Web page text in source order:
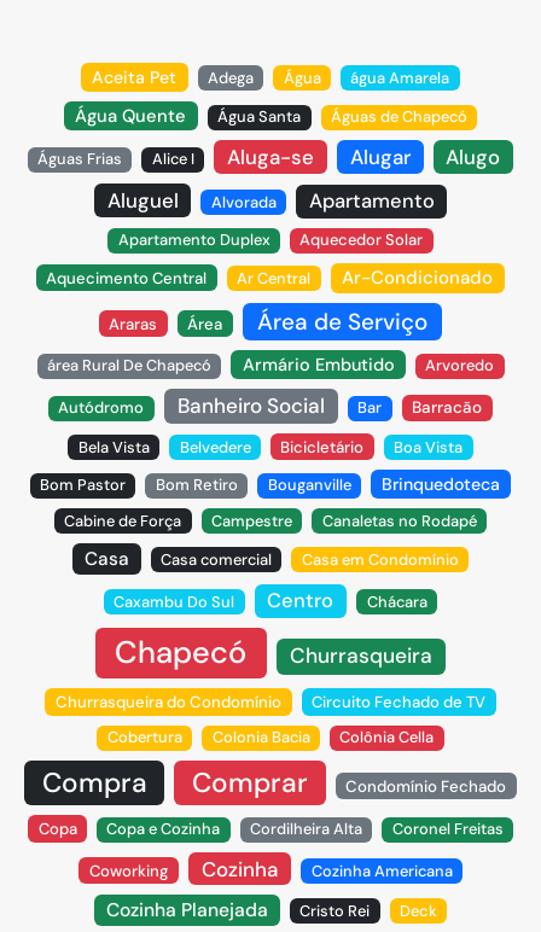
Aceita Pet Adega Água água Amarela
Água Quente Água Santa Águas de Chapecó
Águas Frias Alice I Aluga-se Alugar
Alugo
Aluguel
Alvorada Apartamento
Apartamento Duplex
Aquecedor Solar
Aquecimento Central
Ar Central Ar-Condicionado
Araras Área Área de Serviço
área Rural De Chapecó Armário Embutido Arvoredo
Autódromo Banheiro Social Bar
Barracão
Bela Vista
Belvedere Bicicletário
Boa Vista
Bom Pastor
Bom Retiro Bouganville Brinquedoteca
Cabine de Força Campestre Canaletas no Rodapé
Casa Casa comercial Casa em Condomínio
Caxambu Do Sul Centro Chácara
Chapecó Churrasqueira
Churrasqueira do Condomínio
Circuito Fechado de TV
Cobertura
Colonia Bacia Colônia Cella
Compra Comprar Condomínio Fechado
Copa Copa e Cozinha Cordilheira Alta Coronel Freitas
Coworking Cozinha Cozinha Americana
Cozinha Planejada Cristo Rei
Deck